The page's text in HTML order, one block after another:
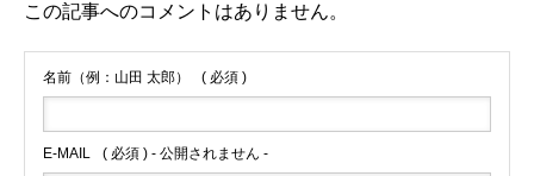
この記事へのコメントはありません。
名前（例：山田 太郎） ( 必須 )
E-MAIL ( 必須 ) - 公開されません -